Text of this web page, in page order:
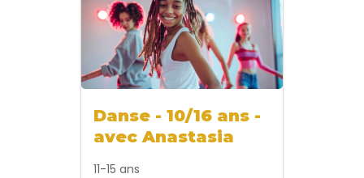
Danse - 10/16 ans -
avec Anastasia
11-15 ans